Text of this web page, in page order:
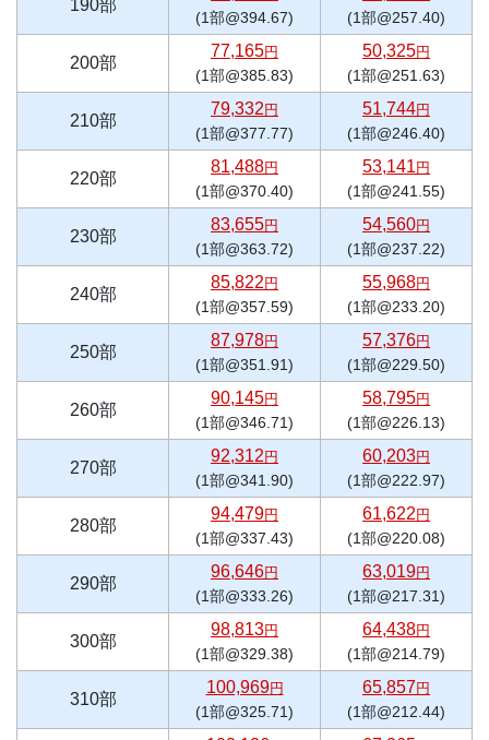
190部
(1部@394.67) (1部@257.40)
200部
77,165円
(1部@385.83)
50,325円
(1部@251.63)
210部
79,332 円
(1部@377.77)
51,744円
(1部@246.40)
220部
81,488円
(1部@370.40)
53,141 円
(1部@241.55)
230部
83,655円
(1部@363.72)
54,560円
(1部@237.22)
240部
85,822 円
(1部@357.59)
55,968円
(1部@233.20)
250部
87,978円
(1部@351.91)
57,376円
(1部@229.50)
260部
90,145円
(1部@346.71)
58,795円
(1部@226.13)
270部
92,312 円
(1部@341.90)
60,203円
(1部@222.97)
280部
94,479円
(1部@337.43)
61,622 円
(1部@220.08)
290部
96,646円
(1部@333.26)
63,019円
(1部@217.31)
300部
98,813円
(1部@329.38)
64,438円
(1部@214.79)
310部
100,969円
(1部@325.71)
65,857円
(1部@212.44)